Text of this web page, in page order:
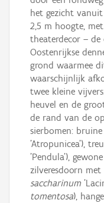
het gezicht
2,5 m hoogte,
theaterdecor –
Oostenrijkse
grond waarmee
waarschijnlijk
twee kleine
heuvel en de
de rand van de
sierbomen:
'Atropunicea'),
'Pendula'),
zilveresdoorn met
saccharinum
tomentosa),